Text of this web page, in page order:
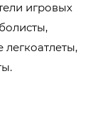
игровых